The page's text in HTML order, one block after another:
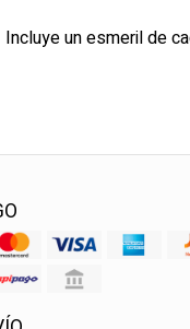
Incluye un esmeril de